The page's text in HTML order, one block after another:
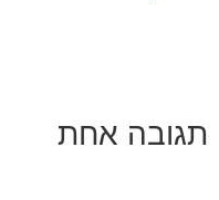
תגובה אחת